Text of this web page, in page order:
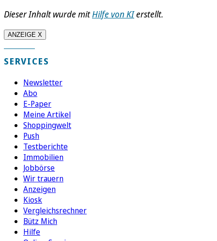
Dieser Inhalt wurde mitHilfe von KIerstellt.
ANZEIGE X
SERVICES
Newsletter
Abo
E-Paper
Meine Artikel
Shoppingwelt
Push
Testberichte
Immobilien
Jobbörse
Wir trauern
Anzeigen
Kiosk
Vergleichsrechner
Bütz Mich
Hilfe